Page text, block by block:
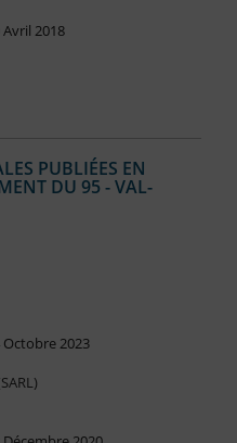
2018
PUBLIÉES EN
DU 95 - VAL-
2023